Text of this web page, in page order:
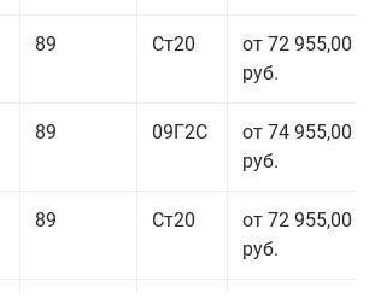
89 Ст20
от 72 955,00
руб.
89 09Г2С
от 74 955,00
руб.
89 Ст20
от 72 955,00
руб.